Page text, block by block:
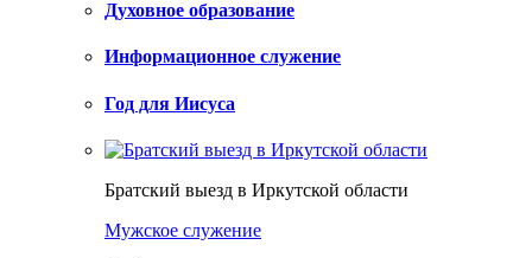
Духовное образование
Информационное служение
Год для Иисуса
Братский выезд в Иркутской области
Мужское служение